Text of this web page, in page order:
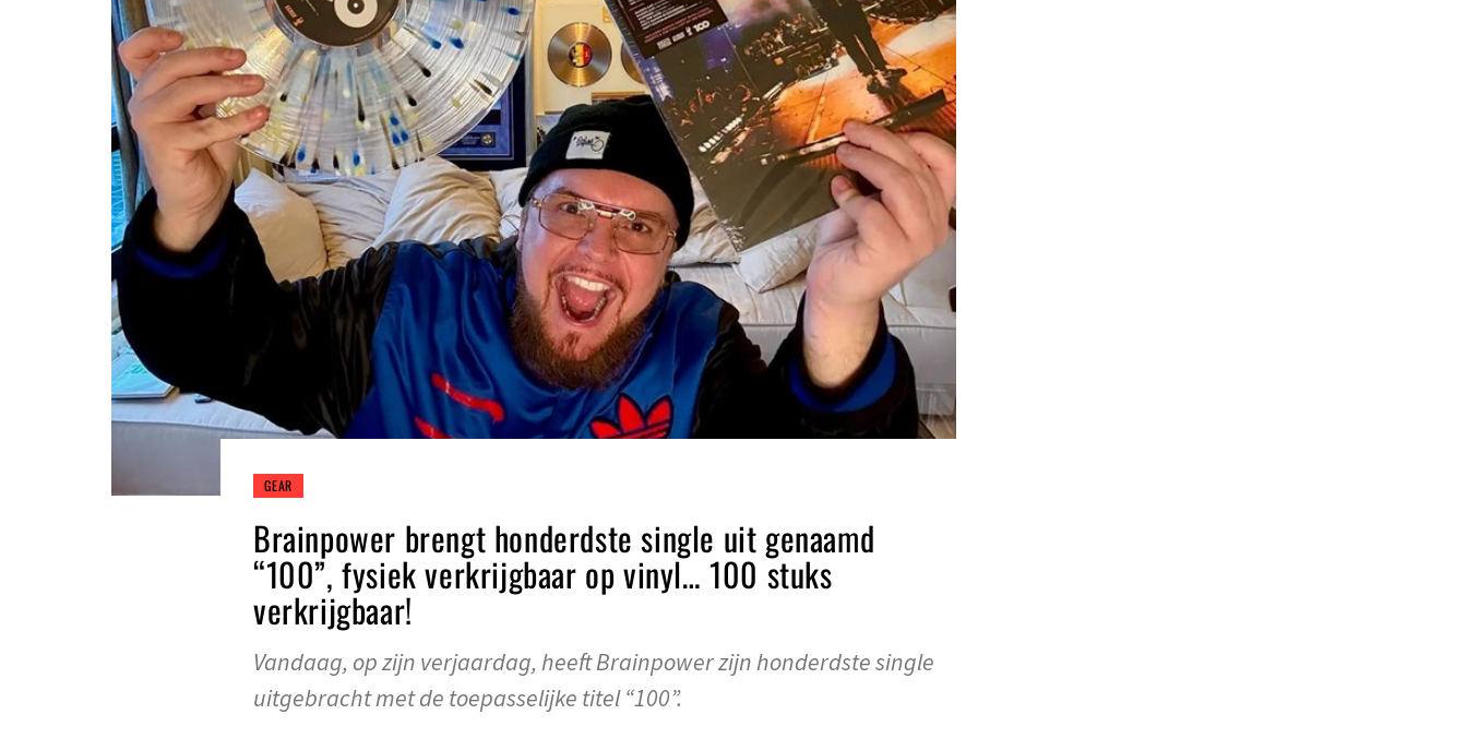
GEAR
Brainpower brengt honderdste single uit genaamd
“100”, fysiek verkrijgbaar op vinyl… 100 stuks
verkrijgbaar!
Vandaag, op zijn verjaardag, heeft Brainpower zijn honderdste single
uitgebracht met de toepasselijke titel “100”.